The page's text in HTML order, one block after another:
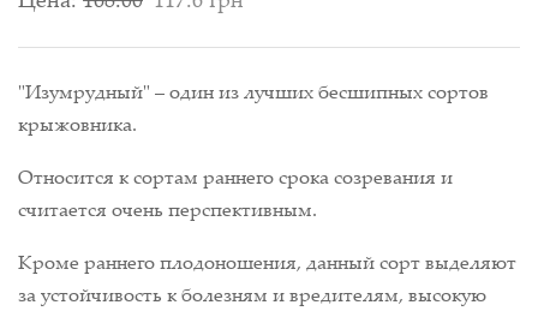
"Изумрудный" – один из лучших бесшипных сортов
крыжовника.
Относится к сортам раннего срока созревания и
считается очень перспективным.
Кроме раннего плодоношения, данный сорт выделяют
за устойчивость к болезням и вредителям, высокую